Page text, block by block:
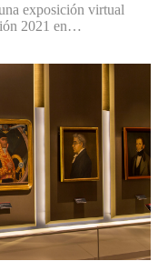
exposición virtual
2021 en…